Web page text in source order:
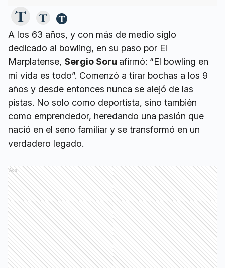
A los 63 años, y con más de medio siglo
dedicado al bowling, en su paso por El
Marplatense, Sergio Soru afirmó: “El bowling en
mi vida es todo”. Comenzó a tirar bochas a los 9
años y desde entonces nunca se alejó de las
pistas. No solo como deportista, sino también
como emprendedor, heredando una pasión que
nació en el seno familiar y se transformó en un
verdadero legado.
Ads